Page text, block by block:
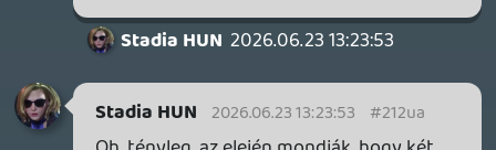
Felkeltette az érdeklődésem! Látom, gog-
on csak 5 euró, bepróbálom, remélem